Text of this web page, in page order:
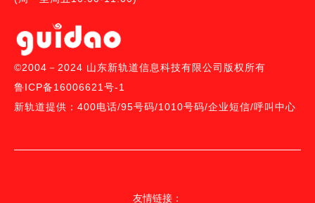
©2004－2024 山东新轨道信息科技有限公司版权所有
鲁ICP备16006621号-1
新轨道提供： 400电话/95号码/1010号码/企业短信/呼叫中心
友情链接：